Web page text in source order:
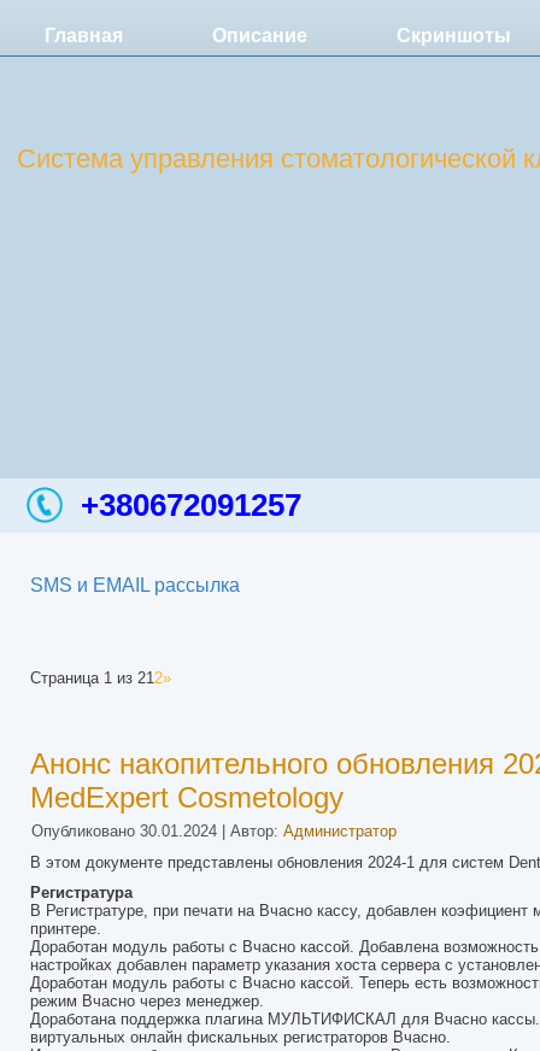
Главная Описание Скриншоты
Система управления стоматологической
+380672091257
SMS и EMAIL рассылка
Страница 1 из 212»
Анонс накопительного обновления
MedExpert Cosmetology
Опубликовано 30.01.2024 Автор: Администратор
В этом документе представлены обновления 2024-1 для систем
Регистратура
В Регистратуре, при печати на Вчасно кассу, добавлен
принтере.
Доработан модуль работы с Вчасно кассой. Добавлена
настройках добавлен параметр указания хоста сервера с
Доработан модуль работы с Вчасно кассой. Теперь есть
режим Вчасно через менеджер.
Доработана поддержка плагина МУЛЬТИФИСКАЛ для Вчасно кассы.
виртуальных онлайн фискальных регистраторов Вчасно.